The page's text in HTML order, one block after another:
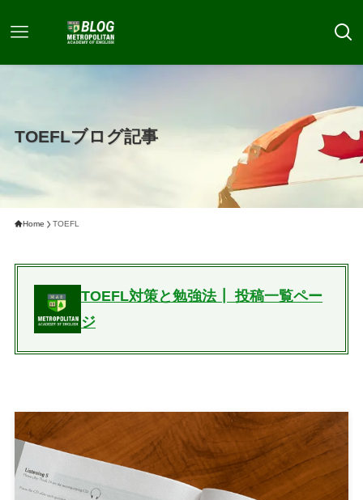
TOEFLブログ記事
Home TOEFL
TOEFL対策と勉強法┃ 投稿一覧ペー
ジ